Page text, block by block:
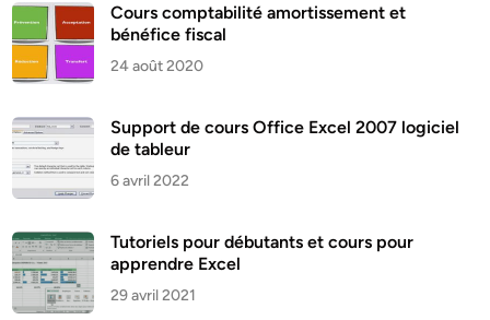
Cours comptabilité amortissement et
bénéfice fiscal
24 août 2020
Support de cours Office Excel 2007 logiciel
de tableur
6 avril 2022
Tutoriels pour débutants et cours pour
apprendre Excel
29 avril 2021